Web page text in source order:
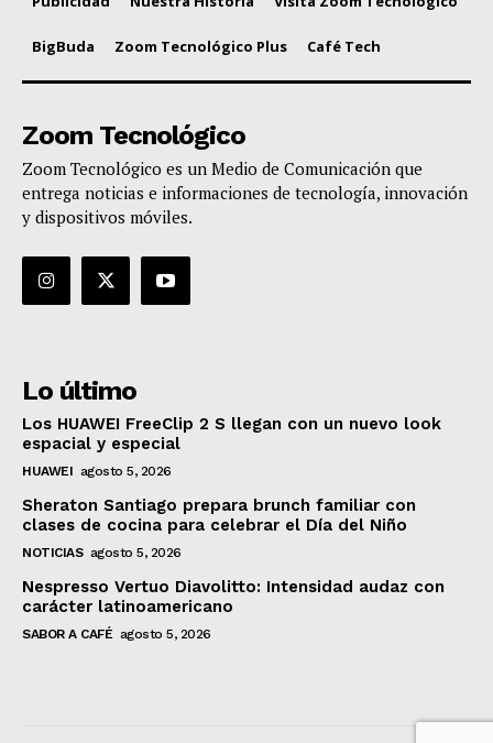
BigBuda Zoom Tecnológico Plus Café Tech
Zoom Tecnológico
Zoom Tecnológico es un Medio de Comunicación que
entrega noticias e informaciones de tecnología, innovación
y dispositivos móviles.
Lo último
Los HUAWEI FreeClip 2 S llegan con un nuevo look
espacial y especial
HUAWEI agosto 5, 2026
Sheraton Santiago prepara brunch familiar con
clases de cocina para celebrar el Día del Niño
NOTICIAS agosto 5, 2026
Nespresso Vertuo Diavolitto: Intensidad audaz con
carácter latinoamericano
SABOR A CAFÉ agosto 5, 2026